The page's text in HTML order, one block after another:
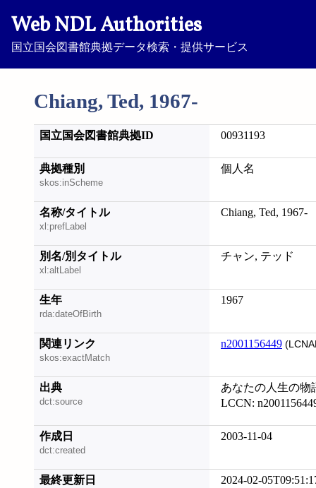
Web NDL Authorities
国立国会図書館典拠データ検索・提供サービス
Chiang, Ted, 1967-
国立国会図書館典拠ID 00931193
典拠種別
skos:inScheme
個人名
名称/タイトル
xl:prefLabel
Chiang, Ted, 1967-
別名/別タイトル
xl:altLabel
チャン, テッド
生年
rda:dateOfBirth
1967
関連リンク
skos:exactMatch
n2001156449
出典
dct:source
あなたの人生の物
LCCN:
作成日
dct:created
2003-11-04
最終更新日 2024-02-